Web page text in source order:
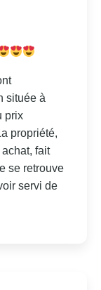
située à
prix
propriété,
fait
se retrouve
servi de